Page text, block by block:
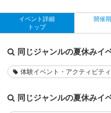
イベント詳細
トップ
開催
同じジャンルの夏休みイ
体験イベント・アクティビティ
同じジャンルの夏休みイ